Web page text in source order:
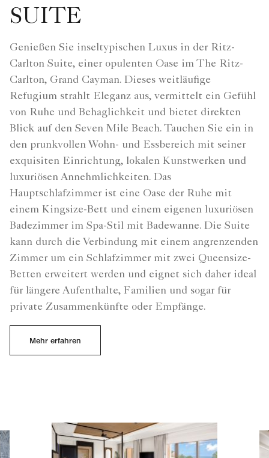
SUITE
Genießen Sie inseltypischen Luxus in der Ritz-
Carlton Suite, einer opulenten Oase im The Ritz-
Carlton, Grand Cayman. Dieses weitläufige
Refugium strahlt Eleganz aus, vermittelt ein Gefühl
von Ruhe und Behaglichkeit und bietet direkten
Blick auf den Seven Mile Beach. Tauchen Sie ein in
den prunkvollen Wohn- und Essbereich mit seiner
exquisiten Einrichtung, lokalen Kunstwerken und
luxuriösen Annehmlichkeiten. Das
Hauptschlafzimmer ist eine Oase der Ruhe mit
einem Kingsize-Bett und einem eigenen luxuriösen
Badezimmer im Spa-Stil mit Badewanne. Die Suite
kann durch die Verbindung mit einem angrenzenden
Zimmer um ein Schlafzimmer mit zwei Queensize-
Betten erweitert werden und eignet sich daher ideal
für längere Aufenthalte, Familien und sogar für
private Zusammenkünfte oder Empfänge.
Mehr erfahren